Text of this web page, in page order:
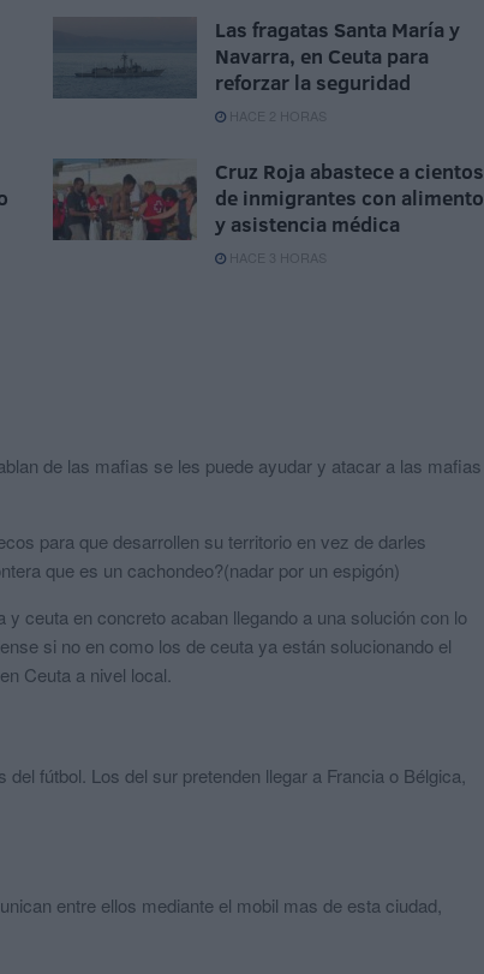
Las fragatas Santa María y
Navarra, en Ceuta para
reforzar la seguridad
HACE 2 HORAS
Cruz Roja abastece a cientos
de inmigrantes con alimento
y asistencia médica
HACE 3 HORAS
de las mafias se les puede ayudar y atacar a las mafias
para que desarrollen su territorio en vez de darles
que es un cachondeo?(nadar por un espigón)
ceuta en concreto acaban llegando a una solución con lo
si no en como los de ceuta ya están solucionando el
Ceuta a nivel local.
fútbol. Los del sur pretenden llegar a Francia o Bélgica,
entre ellos mediante el mobil mas de esta ciudad,